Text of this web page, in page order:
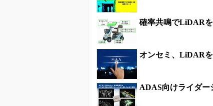
確率共鳴でLiDAR
オンセミ、LiDARを
ADAS向けライダ